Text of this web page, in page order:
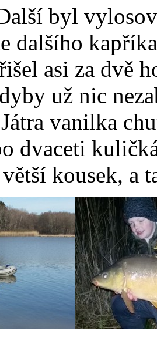
byl
dalšího
asi za dvě
už nic
vanilka
dvaceti
kousek, a